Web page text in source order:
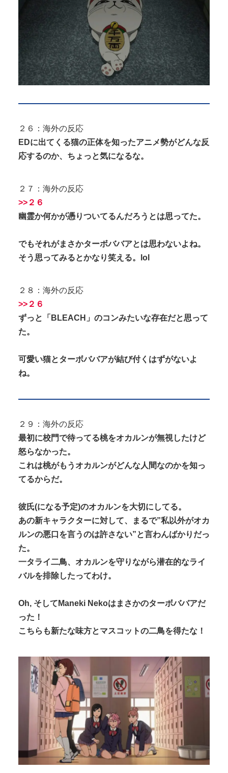
２６：海外の反応
EDに出てくる猫の正体を知ったアニメ勢がどんな反
応するのか、ちょっと気になるな。
２７：海外の反応
>>２６
幽霊か何かが憑りついてるんだろうとは思ってた。
でもそれがまさかターボババアとは思わないよね。
そう思ってみるとかなり笑える。lol
２８：海外の反応
>>２６
ずっと「BLEACH」のコンみたいな存在だと思って
た。
可愛い猫とターボババアが結び付くはずがないよ
ね。
２９：海外の反応
最初に校門で待ってる桃をオカルンが無視したけど
怒らなかった。
これは桃がもうオカルンがどんな人間なのかを知っ
てるからだ。
彼氏(になる予定)のオカルンを大切にしてる。
あの新キャラクターに対して、まるで”私以外がオカ
ルンの悪口を言うのは許さない”と言わんばかりだっ
た。
一タライ二鳥、オカルンを守りながら潜在的なライ
バルを排除したってわけ。
Oh, そしてManeki Nekoはまさかのターボババアだ
った！
こちらも新たな味方とマスコットの二鳥を得たな！